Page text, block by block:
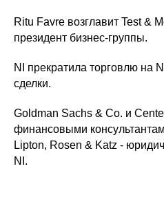
Ritu Favre возглавит Test &
президент бизнес-группы.
NI прекратила торговлю на
сделки.
Goldman Sachs & Co. и
финансовыми
Lipton, Rosen & Katz -
NI.